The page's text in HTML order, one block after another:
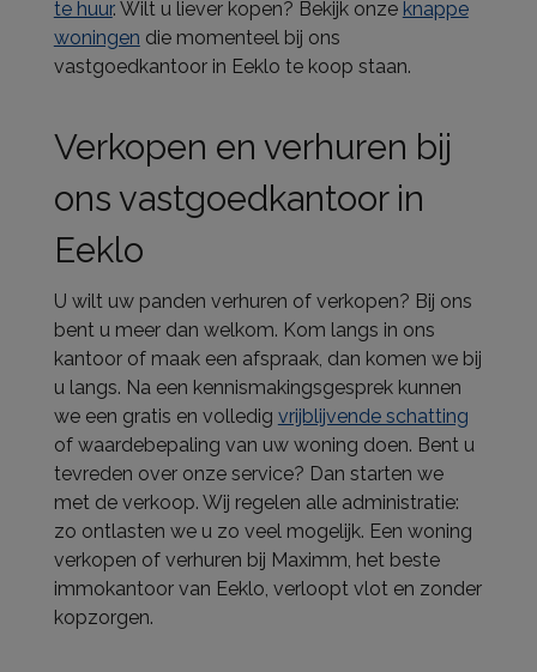
te huur. Wilt u liever kopen? Bekijk onze knappe
woningen die momenteel bij ons
vastgoedkantoor in Eeklo te koop staan.
Verkopen en verhuren bij
ons vastgoedkantoor in
Eeklo
U wilt uw panden verhuren of verkopen? Bij ons
bent u meer dan welkom. Kom langs in ons
kantoor of maak een afspraak, dan komen we bij
u langs. Na een kennismakingsgesprek kunnen
we een gratis en volledig vrijblijvende schatting
of waardebepaling van uw woning doen. Bent u
tevreden over onze service? Dan starten we
met de verkoop. Wij regelen alle administratie:
zo ontlasten we u zo veel mogelijk. Een woning
verkopen of verhuren bij Maximm, het beste
immokantoor van Eeklo, verloopt vlot en zonder
kopzorgen.